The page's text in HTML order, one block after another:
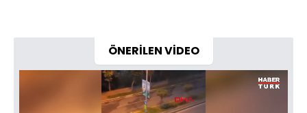
ÖNERİLEN VİDEO